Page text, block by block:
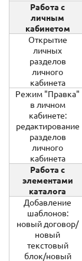
Работа с
личным
кабинетом
Открытие
личных
разделов
личного
кабинета
Режим "Правка"
в личном
кабинете:
редактирование
разделов
личного
кабинета
Работа с
элементами
каталога
Добавление
шаблонов:
новый договор/
новый
текстовый
блок/новый